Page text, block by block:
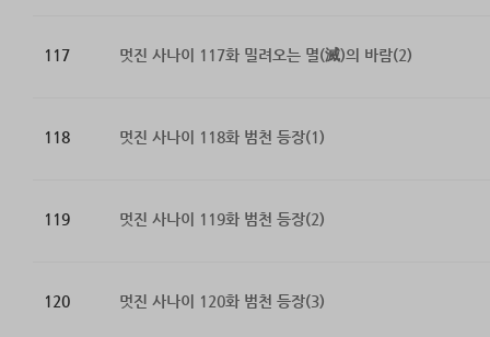
117 멋진 사나이 117화 밀려오는 멸(滅)의 바람(2)
118 멋진 사나이 118화 범천 등장(1)
119 멋진 사나이 119화 범천 등장(2)
120 멋진 사나이 120화 범천 등장(3)